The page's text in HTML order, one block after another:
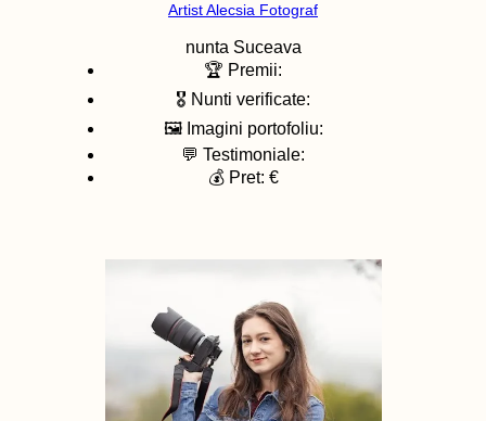
Artist Alecsia Fotograf
nunta Suceava
🏆 Premii:
🎖️ Nunti verificate:
🖼️ Imagini portofoliu:
💬 Testimoniale:
💰 Pret: €